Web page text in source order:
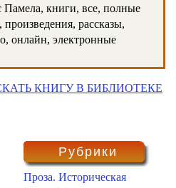
Памела, книги, все, полные
рассказы,
онлайн, электронные
КНИГУ В БИБЛИОТЕКЕ
Рубрики
Проза. Историческая